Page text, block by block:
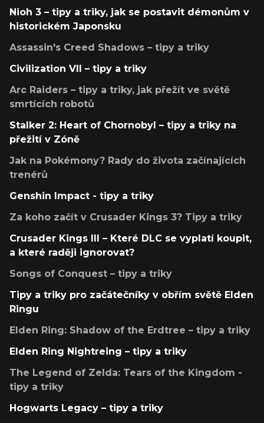
Nioh 3 – tipy a triky, jak se postavit démonům v
historickém Japonsku
Assassin's Creed Shadows – tipy a triky
Civilization VII – tipy a triky
Arc Raiders – tipy a triky, jak přežít ve světě
smrtících robotů
Stalker 2: Heart of Chornobyl – tipy a triky na
přežití v Zóně
Jak na Pokémony? Rady do života začínajících
trenérů
Genshin Impact - tipy a triky
Za koho začít v Crusader Kings 3? Tipy a triky
Crusader Kings III – Které DLC se vyplatí koupit,
a které raději ignorovat?
Songs of Conquest – tipy a triky
Tipy a triky pro začátečníky v obřím světě Elden
Ringu
Elden Ring: Shadow of the Erdtree – tipy a triky
Elden Ring Nightreing – tipy a triky
The Legend of Zelda: Tears of the Kingdom -
tipy a triky
Hogwarts Legacy – tipy a triky